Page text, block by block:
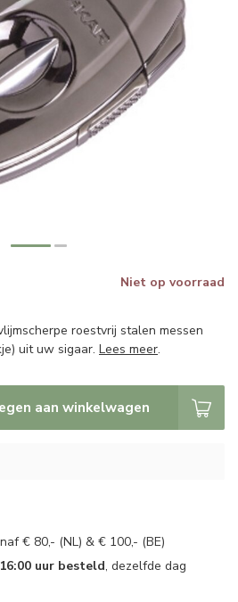
Niet op voorraad
roestvrij stalen messen
uit uw sigaar. Lees meer.
aan winkelwagen
€ 80,- (NL) & € 100,- (BE)
uur besteld, dezelfde dag